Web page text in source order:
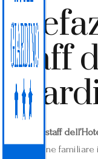
staff
staff
conduzione